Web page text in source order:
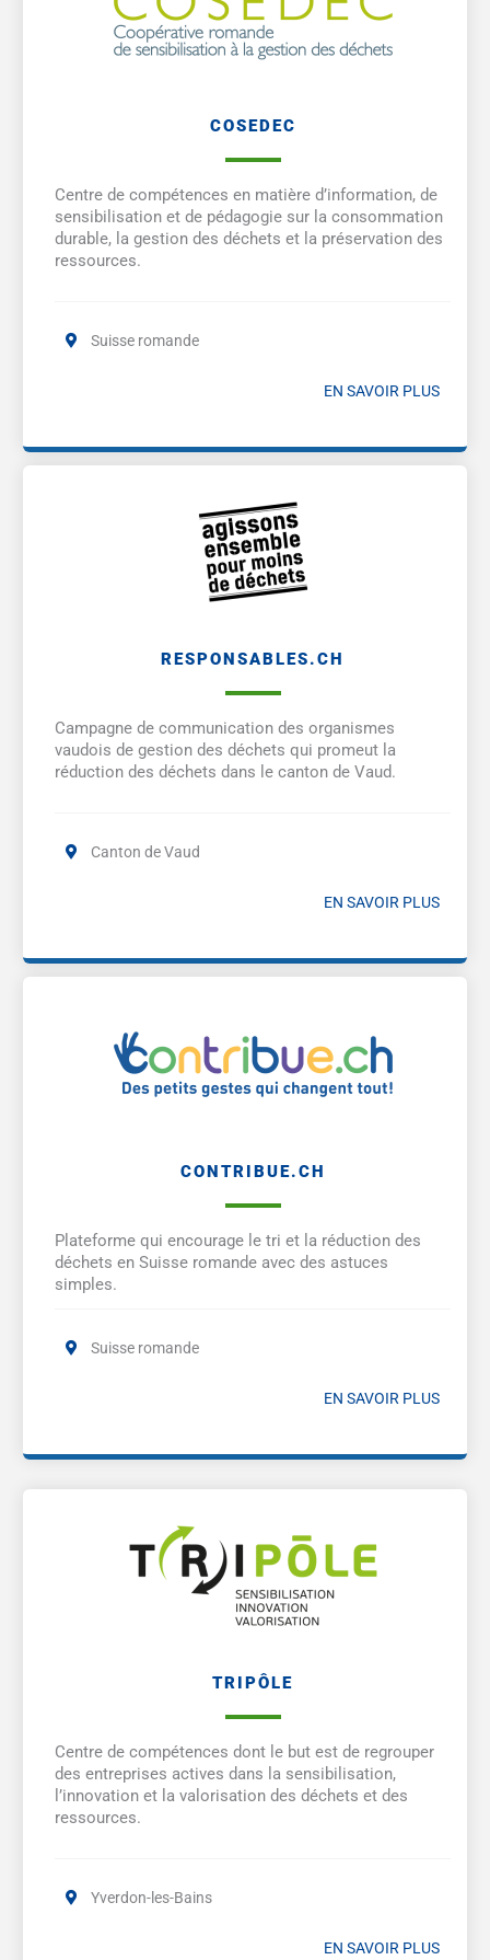
COSEDEC
Centre de compétences en matière d’information, de
sensibilisation et de pédagogie sur la consommation
durable, la gestion des déchets et la préservation des
ressources.
Suisse romande
EN SAVOIR PLUS
RESPONSABLES.CH
Campagne de communication des organismes
vaudois de gestion des déchets qui promeut la
réduction des déchets dans le canton de Vaud.
Canton de Vaud
EN SAVOIR PLUS
CONTRIBUE.CH
Plateforme qui encourage le tri et la réduction des
déchets en Suisse romande avec des astuces
simples.
Suisse romande
EN SAVOIR PLUS
TRIPÔLE
Centre de compétences dont le but est de regrouper
des entreprises actives dans la sensibilisation,
l’innovation et la valorisation des déchets et des
ressources.
Yverdon-les-Bains
EN SAVOIR PLUS